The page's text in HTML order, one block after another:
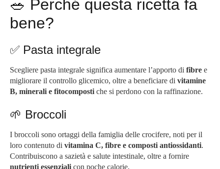
🥗 Perché questa ricetta fa
bene?
✅ Pasta integrale
Scegliere pasta integrale significa aumentare l’apporto di fibre e
migliorare il controllo glicemico, oltre a beneficiare di vitamine
B, minerali e fitocompostiche si perdono con la raffinazione.
🌱 Broccoli
I broccoli sono ortaggi della famiglia delle crocifere, noti per il
loro contenuto di vitamina C, fibre e composti antiossidanti.
Contribuiscono a sazietà e salute intestinale, oltre a fornire
nutrienti essenzialicon poche calorie.